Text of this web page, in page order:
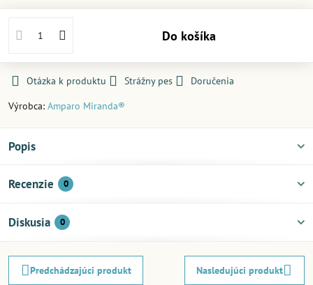
Do košíka
Otázka k produktu Strážny pes
Doručenia
Výrobca: Amparo Miranda®
Popis
Recenzie 0
Diskusia 0
Predchádzajúci produkt Nasledujúci produkt